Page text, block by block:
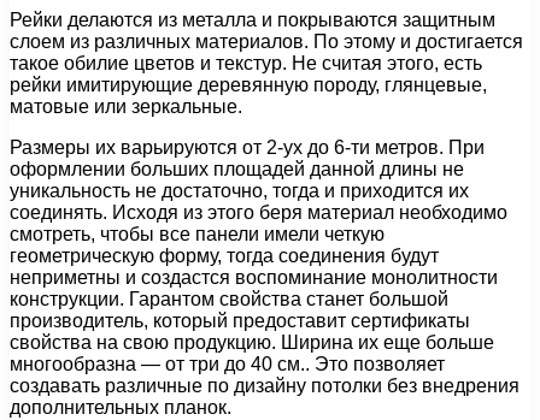
Рейки делаются из металла и покрываются защитным
слоем из различных материалов. По этому и достигается
такое обилие цветов и текстур. Не считая этого, есть
рейки имитирующие деревянную породу, глянцевые,
матовые или зеркальные.
Размеры их варьируются от 2-ух до 6-ти метров. При
оформлении больших площадей данной длины не
уникальность не достаточно, тогда и приходится их
соединять. Исходя из этого беря материал необходимо
смотреть, чтобы все панели имели четкую
геометрическую форму, тогда соединения будут
неприметны и создастся воспоминание монолитности
конструкции. Гарантом свойства станет большой
производитель, который предоставит сертификаты
свойства на свою продукцию. Ширина их еще больше
многообразна — от три до 40 см.. Это позволяет
создавать различные по дизайну потолки без внедрения
дополнительных планок.